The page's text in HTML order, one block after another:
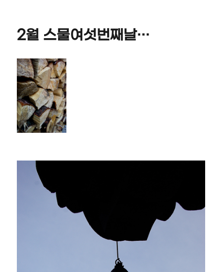
2월 스물여섯번째날…